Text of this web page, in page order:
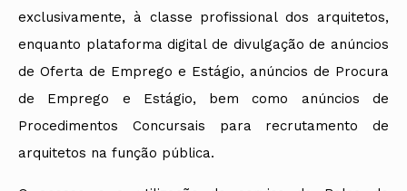
Conselho Diretivo Nacional
Conselho de Disciplina
Nacional
Conselho Fiscal
Colégios
COB
Contactos
Revista
Intersecções
Newsletter
Arquitectos
Arquitectos
Nacional
Seguros
Responsabilidade Civil
Saúde
Apoio à profissão
Terças Técnicas
Apresentações Técnicas
Apoio à prática
Atlas dos Materiais e
Ofícios
SILUC
Bolsa de Emprego
Emprego, Estágios e
Procedimentos concursais
Termos e Condições
Algarve
Açores
Notícias
Toda a OA
Norte
Centro
Lisboa e Vale do Tejo
Algarve
Madeira
Açores
exclusivamente, à classe profissional dos arquitetos,
enquanto plataforma digital de divulgação de anúncios
de Oferta de Emprego e Estágio, anúncios de Procura
de Emprego e Estágio, bem como anúncios de
Procedimentos Concursais para recrutamento de
arquitetos na função pública.